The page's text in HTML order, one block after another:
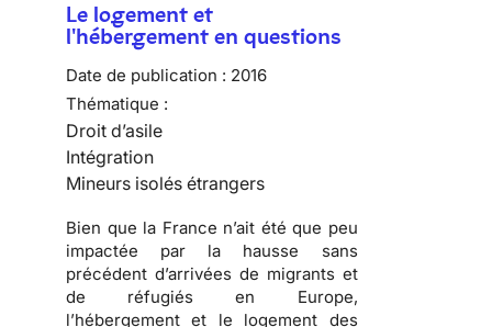
Le logement et
l'hébergement en questions
Date de publication : 2016
Thématique :
Droit d’asile
Intégration
Mineurs isolés étrangers
Bien que la France n’ait été que peu
impactée par la hausse sans
précédent d’arrivées de migrants et
de réfugiés en Europe,
l’hébergement et le logement des